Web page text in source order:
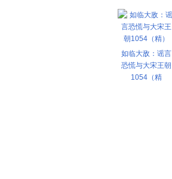
如临大敌：谣言
恐慌与大宋王朝
1054（精